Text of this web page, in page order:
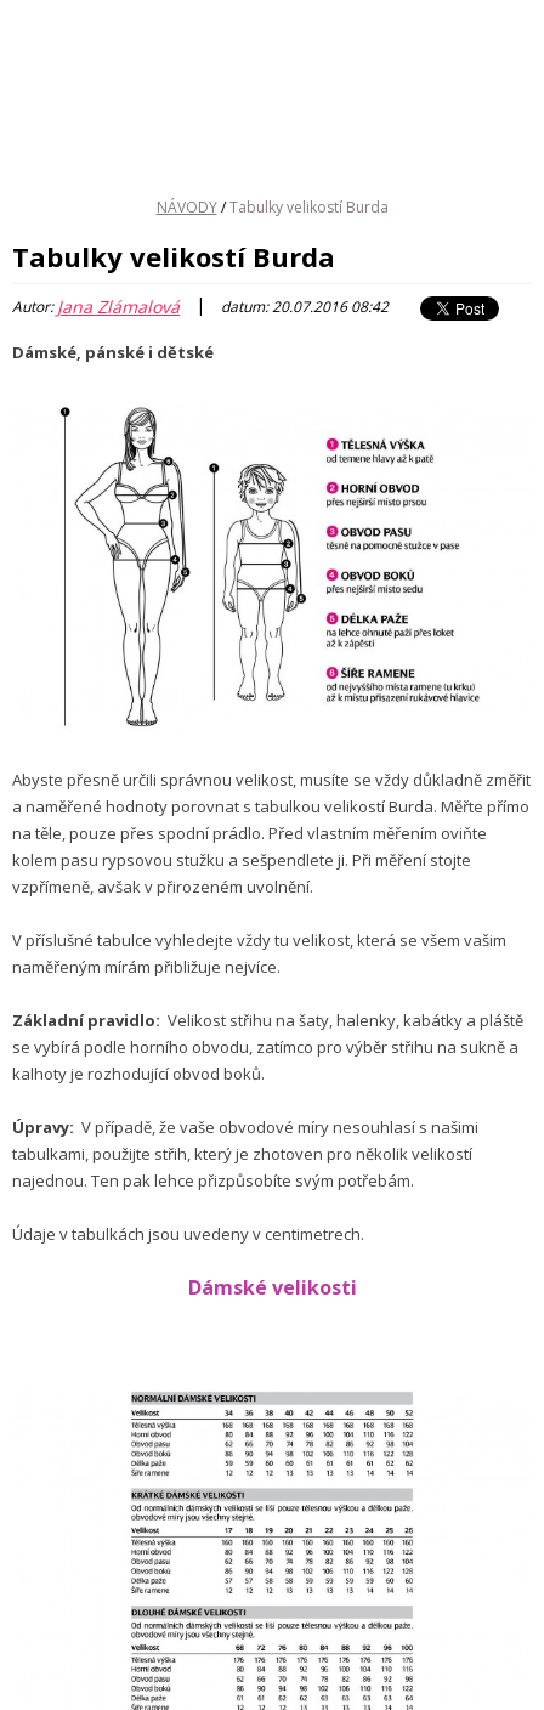
NÁVODY / Tabulky velikostí Burda
Tabulky velikostí Burda
Autor:Jana Zlámalová | datum: 20.07.2016 08:42
Dámské, pánské i dětské
Abyste přesně určili správnou velikost, musíte se vždy důkladně změřit
a naměřené hodnoty porovnat s tabulkou velikostí Burda. Měřte přímo
na těle, pouze přes spodní prádlo. Před vlastním měřením oviňte
kolem pasu rypsovou stužku a sešpendlete ji. Při měření stojte
vzpřímeně, avšak v přirozeném uvolnění.
V příslušné tabulce vyhledejte vždy tu velikost, která se všem vašim
naměřeným mírám přibližuje nejvíce.
Základní pravidlo: Velikost střihu na šaty, halenky, kabátky a pláště
se vybírá podle horního obvodu, zatímco pro výběr střihu na sukně a
kalhoty je rozhodující obvod boků.
Úpravy: V případě, že vaše obvodové míry nesouhlasí s našimi
tabulkami, použijte střih, který je zhotoven pro několik velikostí
najednou. Ten pak lehce přizpůsobíte svým potřebám.
Údaje v tabulkách jsou uvedeny v centimetrech.
Dámské velikosti